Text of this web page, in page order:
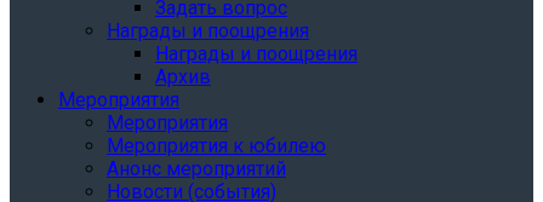
Задать вопрос
Награды и поощрения
Награды и поощрения
Архив
Мероприятия
Мероприятия
Мероприятия к юбилею
Анонс мероприятий
Новости (события)